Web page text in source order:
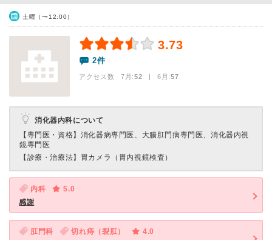
土曜（〜12:00）
3.73
2件
アクセス数 7月:52 | 6月:57
消化器内科について
【専門医・資格】 消化器病専門医、大腸肛門病専門医、消化器内視
鏡専門医
【診療・治療法】 胃カメラ（胃内視鏡検査）
内科
5.0
感謝
肛門科 切れ痔（裂肛）
4.0